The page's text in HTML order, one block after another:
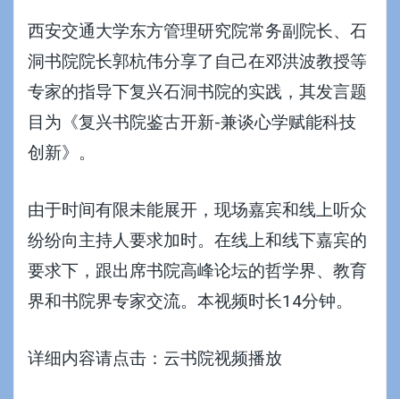
西安交通大学东方管理研究院常务副院长、石
洞书院院长郭杭伟分享了自己在邓洪波教授等
专家的指导下复兴石洞书院的实践，其发言题
目为《复兴书院鉴古开新-兼谈心学赋能科技
创新》。
由于时间有限未能展开，现场嘉宾和线上听众
纷纷向主持人要求加时。在线上和线下嘉宾的
要求下，跟出席书院高峰论坛的哲学界、教育
界和书院界专家交流。本视频时长14分钟。
详细内容请点击：云书院视频播放